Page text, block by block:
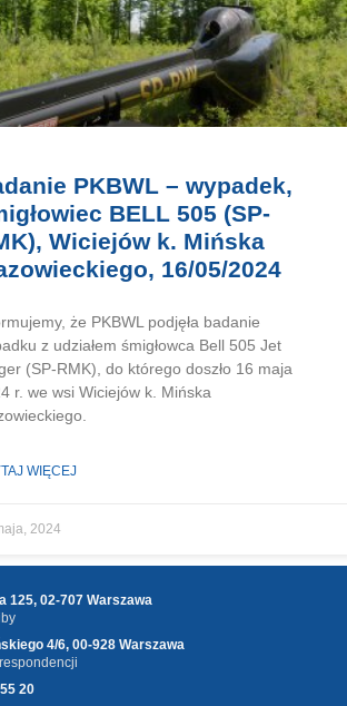
PKBWL – wypadek,
BELL 505 (SP-
Wiciejów k. Mińska
16/05/2024
że PKBWL podjęła badanie
z udziałem śmigłowca Bell 505 Jet
(SP-RMK), do którego doszło 16 maja
r. we wsi Wiciejów k. Mińska
WIĘCEJ
2024
125, 02-707 Warszawa
4/6, 00-928 Warszawa
20